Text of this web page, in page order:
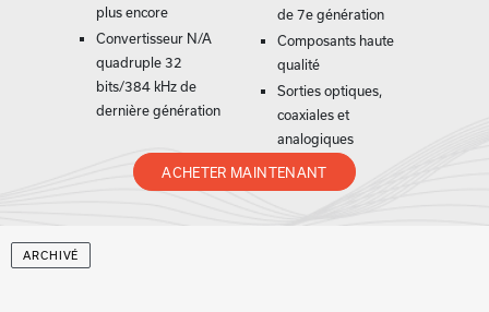
plus encore
Convertisseur N/A
quadruple 32
bits/384 kHz de
dernière génération
de 7e génération
Composants haute
qualité
Sorties optiques,
coaxiales et
analogiques
ACHETER MAINTENANT
ARCHIVÉ